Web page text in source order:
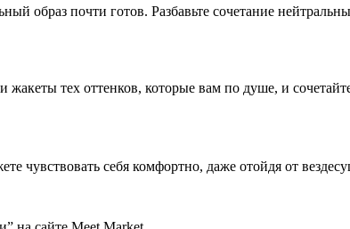
образ почти готов. Разбавьте сочетание
тех оттенков, которые вам по душе, и
чувствовать себя комфортно, даже отойдя от